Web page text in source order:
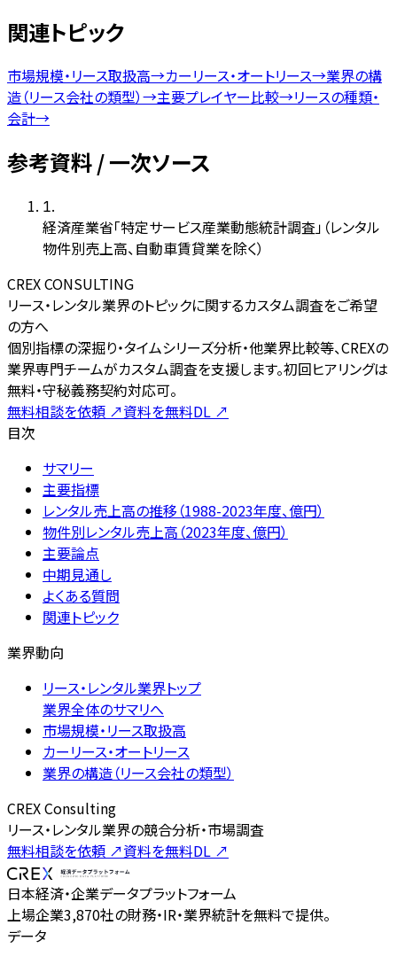
関連トピック
市場規模・リース取扱高→カーリース・オートリース→業界の構
造（リース会社の類型）→主要プレイヤー比較→リースの種類・
会計→
参考資料 / 一次ソース
1.
経済産業省「特定サービス産業動態統計調査」（レンタル
物件別売上高、自動車賃貸業を除く）
CREX CONSULTING
リース・レンタル業界のトピックに関するカスタム調査をご希望
の方へ
個別指標の深掘り・タイムシリーズ分析・他業界比較等、CREXの
業界専門チームがカスタム調査を支援します。初回ヒアリングは
無料・守秘義務契約対応可。
無料相談を依頼 ↗資料を無料DL ↗
目次
サマリー
主要指標
レンタル売上高の推移（1988-2023年度、億円）
物件別レンタル売上高（2023年度、億円）
主要論点
中期見通し
よくある質問
関連トピック
業界動向
リース・レンタル業界トップ
業界全体のサマリへ
市場規模・リース取扱高
カーリース・オートリース
業界の構造（リース会社の類型）
CREX Consulting
リース・レンタル業界の競合分析・市場調査
無料相談を依頼 ↗資料を無料DL ↗
日本経済・企業データプラットフォーム
上場企業3,870社の財務・IR・業界統計を無料で提供。
データ